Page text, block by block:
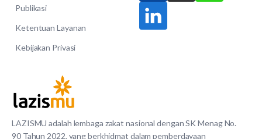
LAZISMU adalah lembaga zakat nasional dengan SK Menag No.
90 Tahun 2022, yang berkhidmat dalam pemberdayaan
Publikasi
Ketentuan Layanan
Kebijakan Privasi